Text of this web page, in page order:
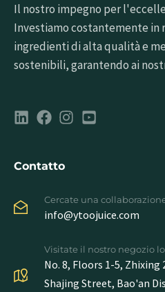
Il nostro impegno per
Investiamo costantemente in
ingredienti di alta qualità e
sostenibili, garantendo ai
Contatto
Cercate una
info@ytoojuice.com
Visitate il nostro negozio
No. 8, Floors 1-5, Zhixing
Shajing Street, Bao'an